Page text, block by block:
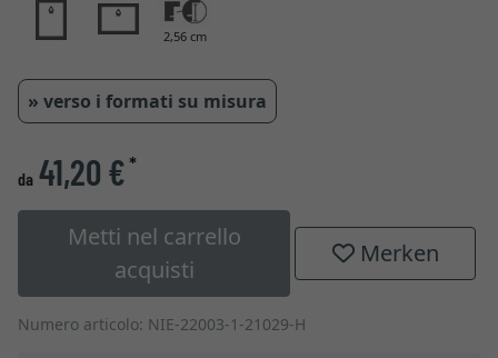
2,56 cm
» verso i formati su misura
da 41,20 €*
Metti nel carrello
acquisti
Merken
Numero articolo: NIE-22003-1-21029-H